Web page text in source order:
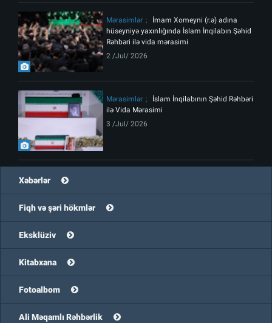
Mərasimlər
İmam Xomeyni (r.ə) adına
hüseyniyə yaxınlığında İslam İnqilabın Şəhid
Rəhbəri ilə vida mərasimi
2 /Jul/ 2026
Mərasimlər
İslam İnqilabının Şəhid Rəhbəri
ilə Vida Mərasimi
3 /Jul/ 2026
Xəbərlər
Fiqh və şəri hökmlər
Eksklüziv
Kitabxana
Fotoalbom
Ali Məqamlı Rəhbərlik